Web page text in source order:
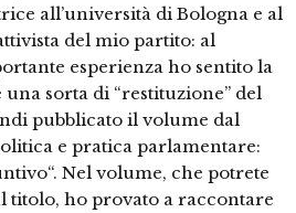
all’università di Bologna e al
del mio partito: al
esperienza ho sentito la
sorta di “restituzione” del
pubblicato il volume dal
e pratica parlamentare:
Nel volume, che potrete
titolo, ho provato a raccontare